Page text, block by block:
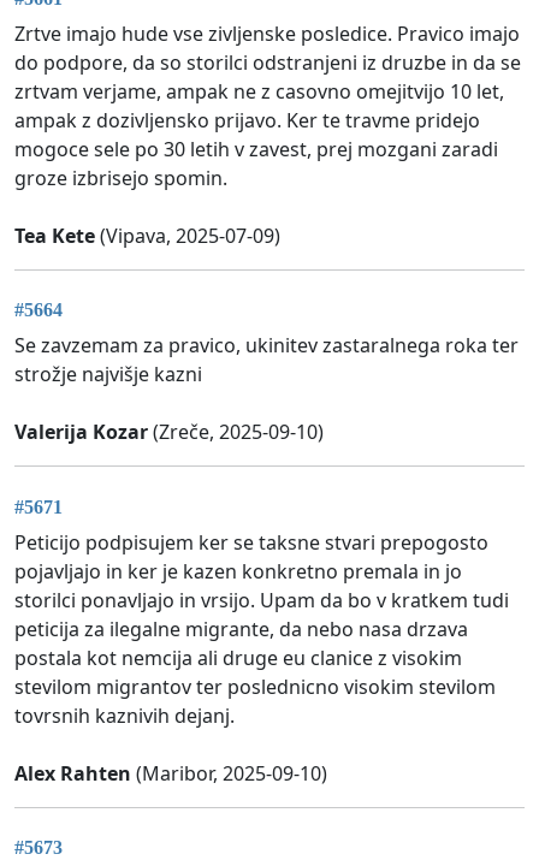
Zrtve imajo hude vse zivljenske posledice. Pravico imajo
do podpore, da so storilci odstranjeni iz druzbe in da se
zrtvam verjame, ampak ne z casovno omejitvijo 10 let,
ampak z dozivljensko prijavo. Ker te travme pridejo
mogoce sele po 30 letih v zavest, prej mozgani zaradi
groze izbrisejo spomin.
Tea Kete(Vipava, 2025-07-09)
#5664
Se zavzemam za pravico, ukinitev zastaralnega roka ter
strožje najvišje kazni
Valerija Kozar(Zreče, 2025-09-10)
#5671
Peticijo podpisujem ker se taksne stvari prepogosto
pojavljajo in ker je kazen konkretno premala in jo
storilci ponavljajo in vrsijo. Upam da bo v kratkem tudi
peticija za ilegalne migrante, da nebo nasa drzava
postala kot nemcija ali druge eu clanice z visokim
stevilom migrantov ter poslednicno visokim stevilom
tovrsnih kaznivih dejanj.
Alex Rahten (Maribor, 2025-09-10)
#5673